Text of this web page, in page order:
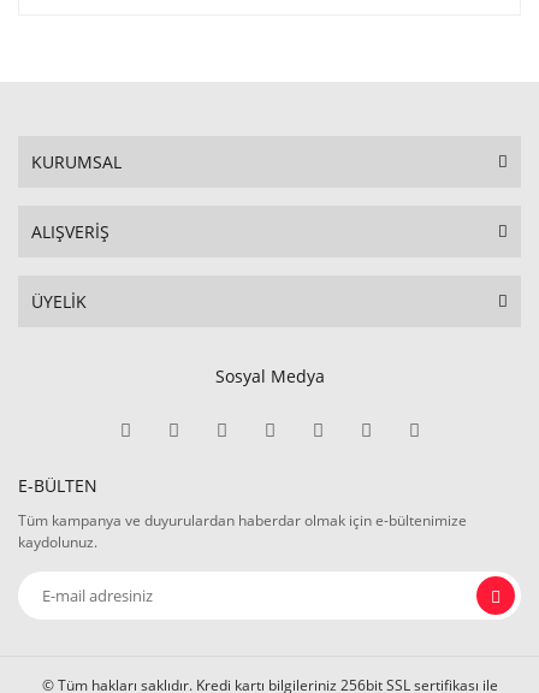
KURUMSAL
ALIŞVERİŞ
ÜYELİK
Sosyal Medya
E-BÜLTEN
Tüm kampanya ve duyurulardan haberdar olmak için e-bültenimize
kaydolunuz.
© Tüm hakları saklıdır. Kredi kartı bilgileriniz 256bit SSL sertifikası ile